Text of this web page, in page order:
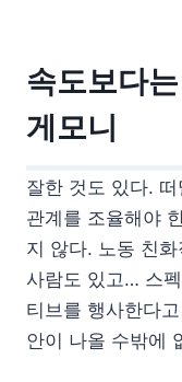
속도보다
게모니
잘한 것도 있다.
관계를 조율해야
지 않다. 노동 친
사람도 있고… 스
티브를 행사한다
안이 나올 수밖에